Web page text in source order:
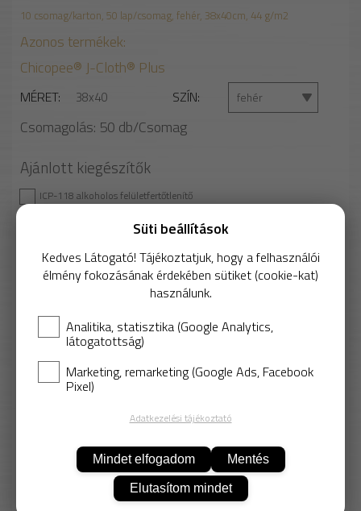
10 csomag/karton, 50 lap/csomag, fehér, 38x40cm, 44 g/m2
Azonos termékek:
Chicopee® J-Cloth® Plus
MÉRET 38x40 SZÍN fehér
Csomagolás: 50 db/Csomag
Ajánlott kiegészítők
ICP-118 alkoholos felületfertőtlenítő
2 565 Ft
Nettó: 2 274 Ft
58 Ft/db
Más színekben
Süti beállítások
Kedves Látogató! Tájékoztatjuk, hogy a felhasználói
élmény fokozásának érdekében sütiket (cookie-kat)
használunk.
Analitika, statisztika (Google Analytics,
látogatottság)
Marketing, remarketing (Google Ads, Facebook
Pixel)
Adatkezelési tájékoztató
Mindet elfogadom Mentés
Elutasítom mindet